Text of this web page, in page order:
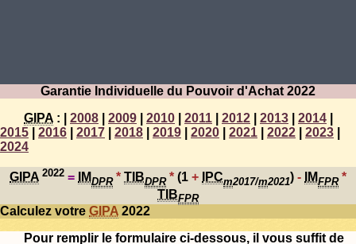
Garantie Individuelle du Pouvoir d'Achat 2022
GIPA : 2008 2009 2010 2011 2012 2013 2014
2015
2016 2017 2018 2019 2020 2021 2022 2023
2024
GIPA 2022 = IMDPR * TIBDPR * (1 + IPCm2017/m2021) - IMFPR *
TIBFPR
Calculez votre GIPA 2022
Pour remplir le formulaire ci-dessous, il vous suffit de